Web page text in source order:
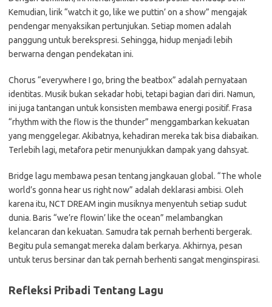
Kemudian, lirik “watch it go, like we puttin’ on a show” mengajak
pendengar menyaksikan pertunjukan. Setiap momen adalah
panggung untuk berekspresi. Sehingga, hidup menjadi lebih
berwarna dengan pendekatan ini.
Chorus “everywhere I go, bring the beatbox” adalah pernyataan
identitas. Musik bukan sekadar hobi, tetapi bagian dari diri. Namun,
ini juga tantangan untuk konsisten membawa energi positif. Frasa
“rhythm with the flow is the thunder” menggambarkan kekuatan
yang menggelegar. Akibatnya, kehadiran mereka tak bisa diabaikan.
Terlebih lagi, metafora petir menunjukkan dampak yang dahsyat.
Bridge lagu membawa pesan tentang jangkauan global. “The whole
world’s gonna hear us right now” adalah deklarasi ambisi. Oleh
karena itu, NCT DREAM ingin musiknya menyentuh setiap sudut
dunia. Baris “we’re flowin’ like the ocean” melambangkan
kelancaran dan kekuatan. Samudra tak pernah berhenti bergerak.
Begitu pula semangat mereka dalam berkarya. Akhirnya, pesan
untuk terus bersinar dan tak pernah berhenti sangat menginspirasi.
Refleksi Pribadi Tentang Lagu